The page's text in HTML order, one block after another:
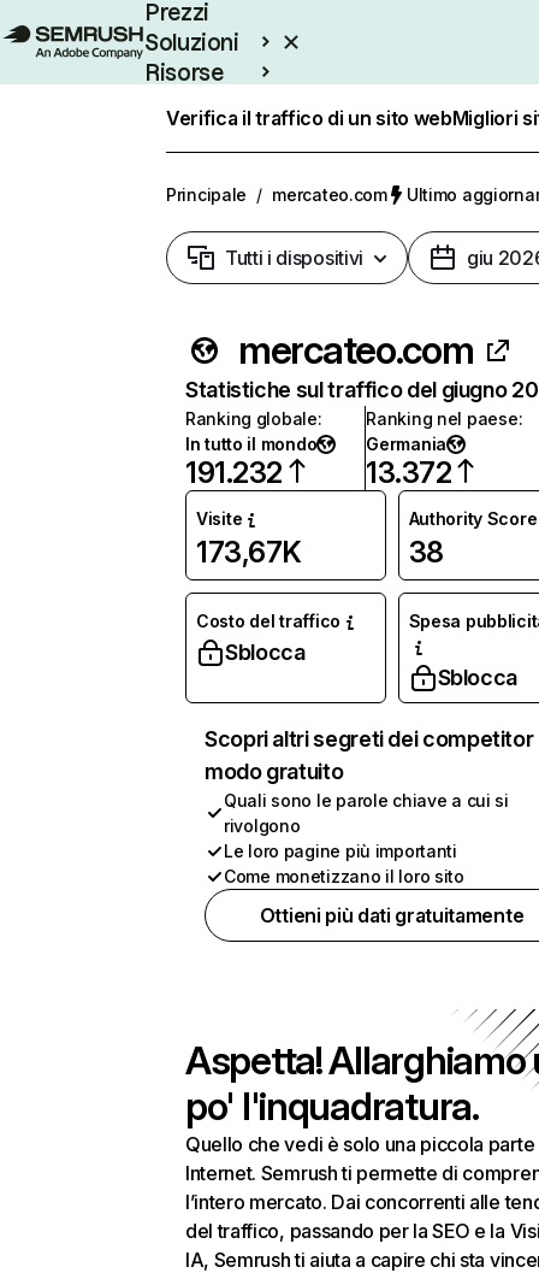
Prezzi
Soluzioni
Risorse
Verifica il traffico di un sito webMigliori
Principale / mercateo.com Ultimo
Tutti i dispositivi giu
mercateo.com
Statistiche sul traffico del giugno
Ranking globale:
In tutto il mondo
191.232
Ranking nel paese:
Germania
13.372
Visite
173,67K
Authority Score
38
Costo del traffico
Sblocca
Spesa
Sblocca
Scopri altri segreti dei competitor
modo gratuito
Quali sono le parole chiave a cui si
rivolgono
Le loro pagine più importanti
Come monetizzano il loro sito
Ottieni più dati gratuitamente
Aspetta! Allarghiamo
po' l'inquadratura.
Quello che vedi è solo una piccola parte
Internet. Semrush ti permette di
l’intero mercato. Dai concorrenti alle
del traffico, passando per la SEO e la
IA, Semrush ti aiuta a capire chi sta